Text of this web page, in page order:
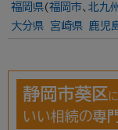
福岡県(福岡市、 北九
大分県
宮崎県 鹿児
静岡市葵区
いい相続の専